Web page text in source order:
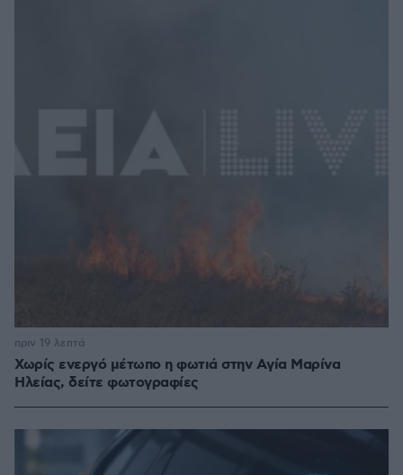
Χωρίς ενεργό μέτωπο η φωτιά στην Aγία Μαρίνα
Ηλείας, δείτε φωτογραφίες
πριν 19 λεπτά